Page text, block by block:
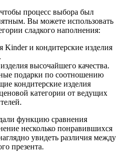
процесс выбора был
Вы можете использовать
сладкого наполнения:
и кондитерские изделия
высочайшего качества.
подарки по соотношению
кондитерские изделия
категории от ведущих
функцию сравнения
несколько понравившихся
увидеть различия между
презента.